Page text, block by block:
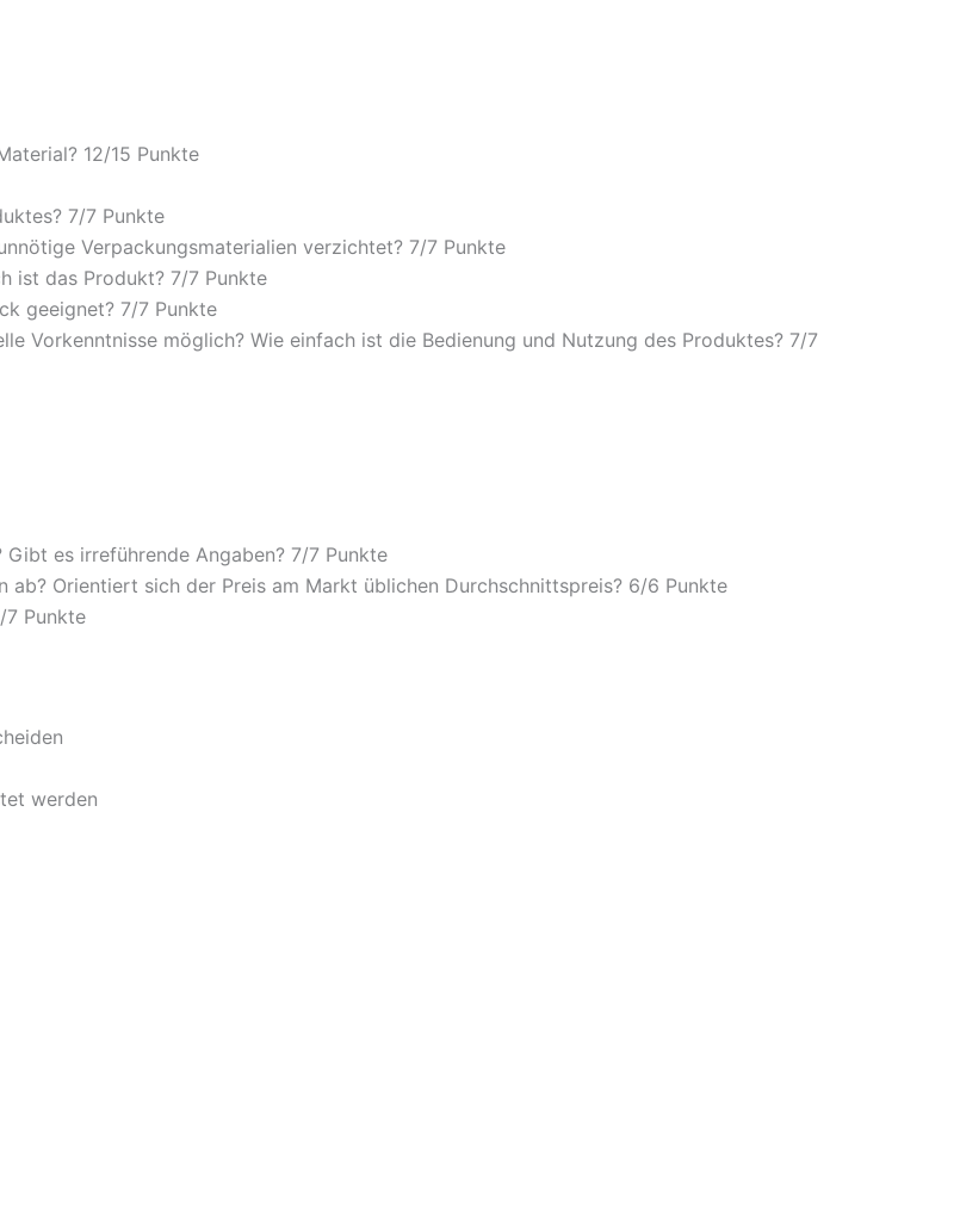
12/15 Punkte
7/7 Punkte
Verpackungsmaterialien verzichtet? 7/7 Punkte
ist das Produkt? 7/7 Punkte
geeignet? 7/7 Punkte
Vorkenntnisse möglich? Wie einfach ist die Bedienung und Nutzung des Produktes? 7/7
es irreführende Angaben? 7/7 Punkte
Orientiert sich der Preis am Markt üblichen Durchschnittspreis? 6/6 Punkte
7 Punkte
werden